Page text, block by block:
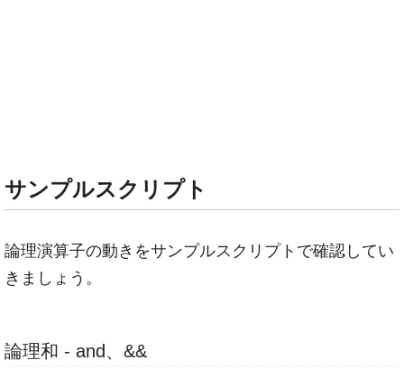
サンプルスクリプト
論理演算子の動きをサンプルスクリプトで確認してい
きましょう。
論理和 - and、&&